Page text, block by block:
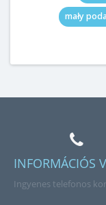
mały
INFORMÁCIÓS
Ingyenes telefonos